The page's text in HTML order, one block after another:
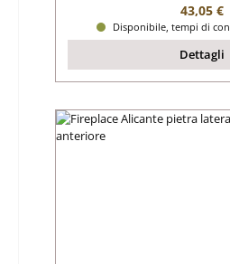
Prezzo
43,05 €
Disponibile, tempi di
Dettagli